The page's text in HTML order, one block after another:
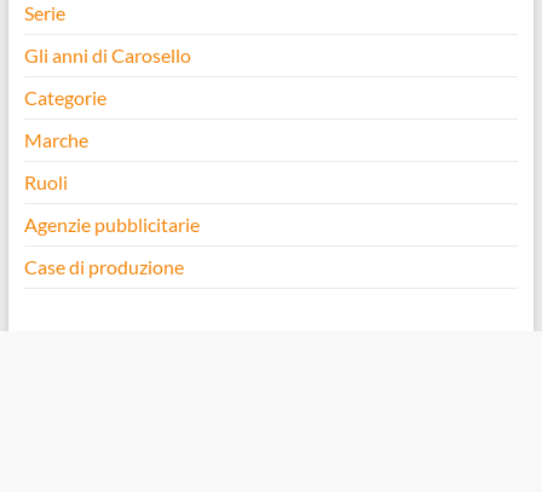
Serie
Gli anni di Carosello
Categorie
Marche
Ruoli
Agenzie pubblicitarie
Case di produzione